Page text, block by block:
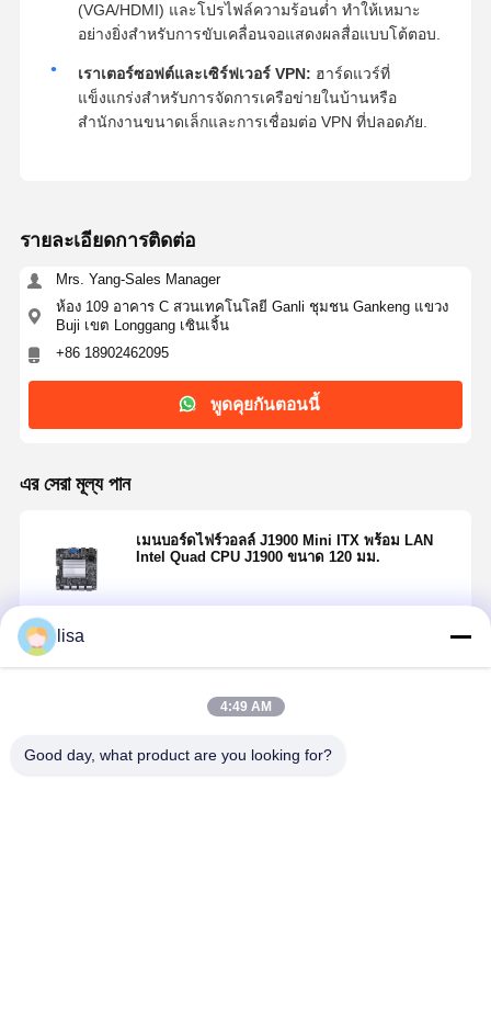
(VGA/HDMI) และโปรไฟล์ความร้อนต่ำ ทำให้เหมาะ
อย่างยิ่งสำหรับการขับเคลื่อนจอแสดงผลสื่อแบบโต้ตอบ.
เราเตอร์ซอฟต์และเซิร์ฟเวอร์ VPN: ฮาร์ดแวร์ที่
แข็งแกร่งสำหรับการจัดการเครือข่ายในบ้านหรือ
สำนักงานขนาดเล็กและการเชื่อมต่อ VPN ที่ปลอดภัย.
รายละเอียดการติดต่อ
Mrs. Yang-Sales Manager
ห้อง 109 อาคาร C สวนเทคโนโลยี Ganli ชุมชน Gankeng แขวง
Buji เขต Longgang เซินเจิ้น
+86 18902462095
พูดคุยกันตอนนี้
এর সেরা মূল্য পান
เมนบอร์ดไฟร์วอลล์ J1900 Mini ITX พร้อม LAN
Intel Quad CPU J1900 ขนาด 120 มม.
lisa
4:49 AM
Good day, what product are you looking for?